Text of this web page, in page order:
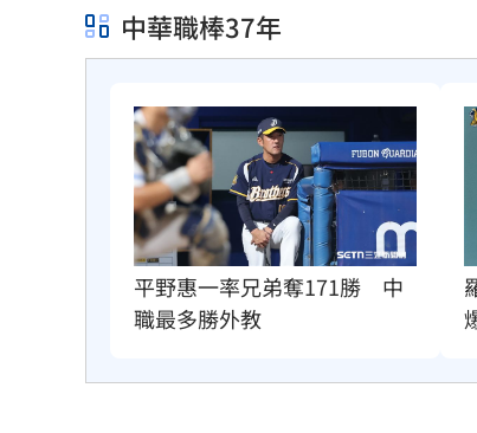
中華職棒37年
平野惠一率兄弟奪171勝　中
職最多勝外教